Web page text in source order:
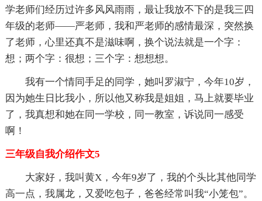
学老师们经历过许多风风雨雨，最让我放不下的是我三四
年级的老师——严老师，我和严老师的感情最深，突然换
了老师，心里还真不是滋味啊，换个说法就是一个字：
想；两个字：很想；三个字：想想想。
我有一个情同手足的同学，她叫罗淑宁，今年10岁，
因为她生日比我小，所以他又称我是姐姐，马上就要毕业
了，我真想和她在同一学校，同一教室，诉说同一感受
啊！
三年级自我介绍作文5
大家好，我叫黄X，今年9岁了，我的个头比其他同学
高一点，我属龙，又爱吃包子，爸爸经常叫我“小笼包”。